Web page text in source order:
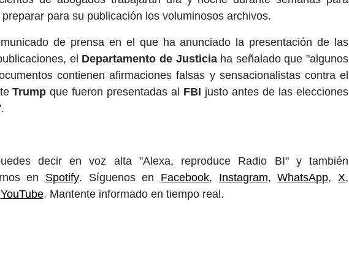
para su publicación los voluminosos archivos.
de prensa en el que ha anunciado la presentación de las
el Departamento de Justiciaha señalado que "algunos
contienen afirmaciones falsas y sensacionalistas contra el
Trump que fueron presentadas al FBI justo antes de las elecciones
decir en voz alta "Alexa, reproduce Radio BI" y también
en Spotify. Síguenos en Facebook, Instagram,WhatsApp, X,
YouTube. Mantente informado en tiempo real.